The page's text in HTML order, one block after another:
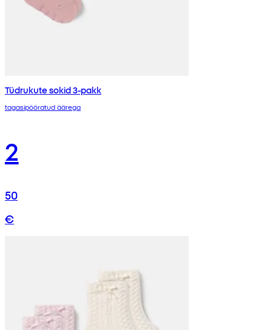
Tüdrukute sokid 3-pakk
tagasipööratud äärega
2
50
€